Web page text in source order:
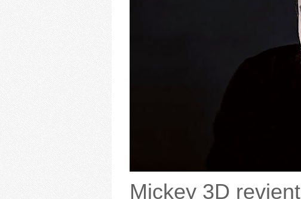
Mickey 3D revient